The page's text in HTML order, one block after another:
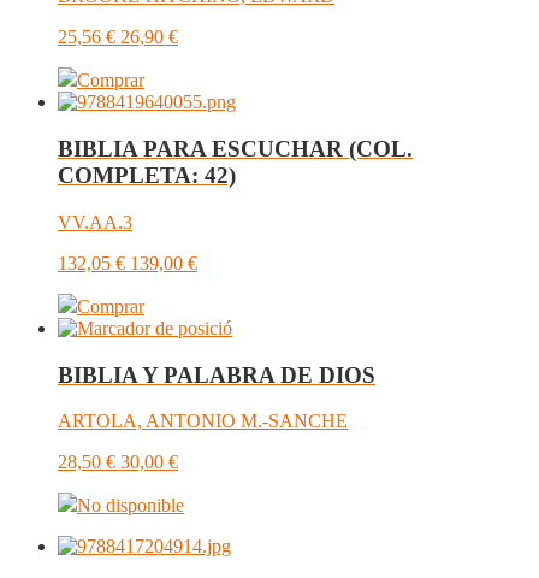
25,56 € 26,90 €
Comprar
BIBLIA PARA ESCUCHAR (COL.
COMPLETA: 42)
VV.AA.3
132,05 € 139,00 €
Comprar
BIBLIA Y PALABRA DE DIOS
ARTOLA, ANTONIO M.-SANCHE
28,50 € 30,00 €
No disponible